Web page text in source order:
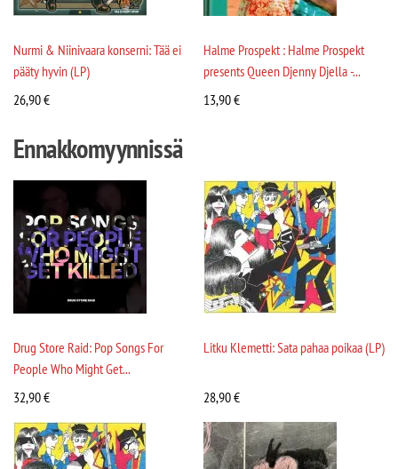
Nurmi & Niinivaara konserni: Tää ei
pääty hyvin (LP)
26,90€
Halme Prospekt : Halme Prospekt
presents Queen Djenny Djella -...
13,90€
Ennakkomyynnissä
Drug Store Raid: Pop Songs For
People Who Might Get...
32,90€
Litku Klemetti: Sata pahaa poikaa (LP)
28,90€